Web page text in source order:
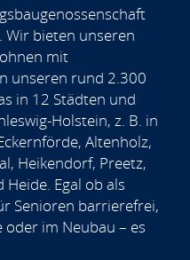
Wir bieten unseren
mit
unseren rund 2.300
in 12 Städten und
Holstein, z. B. in
Altenholz,
Heikendorf, Preetz,
Egal ob als
Senioren barrierefrei,
im Neubau – es